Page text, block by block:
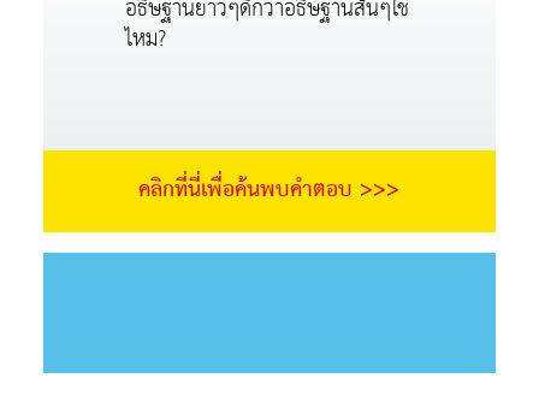
อธิษฐานยาวๆดีกว่าอธิษฐานสั้นๆใช่
ไหม?
คลิกที่นี่เพื่อค้นพบคำตอบ >>>